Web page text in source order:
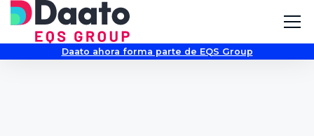
Daato ahora forma parte de EQS Group